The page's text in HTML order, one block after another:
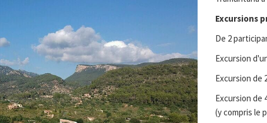
Excursions
De 2
Excursion
Excursion de
Excursion de
(y compris le